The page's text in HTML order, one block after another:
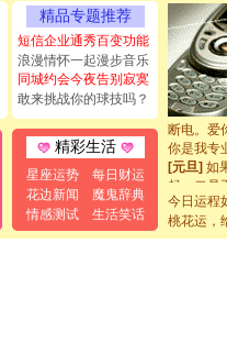
精品专题推荐
短信企业通秀百变功能
浪漫情怀一起漫步音乐
同城约会今夜告别寂寞
敢来挑战你的球技吗？
精彩生活
星座运势
每日财运
花边新闻
魔鬼辞典
情感测试
生活笑话
[圣诞节]
能正大光
都要快乐
[圣诞节]
如意,快
[元旦]看
断电。爱
你是我专
[元旦]如
起；二是
离。水晶
[元旦]当
今日运程
桃花运，